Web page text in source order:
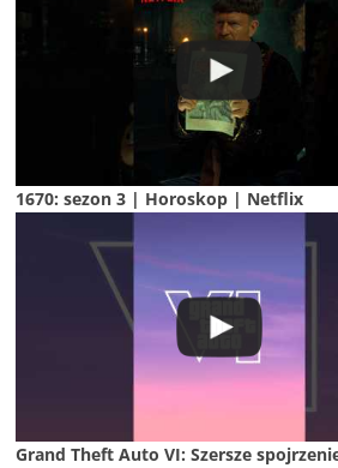
1670: sezon 3 | Horoskop | Netflix
Grand Theft Auto VI: Szersze